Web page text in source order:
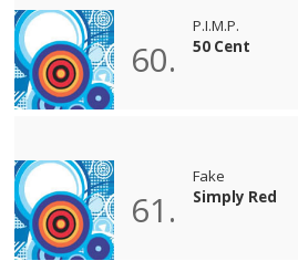
60.
P.I.M.P.
50 Cent
61.
Fake
Simply Red